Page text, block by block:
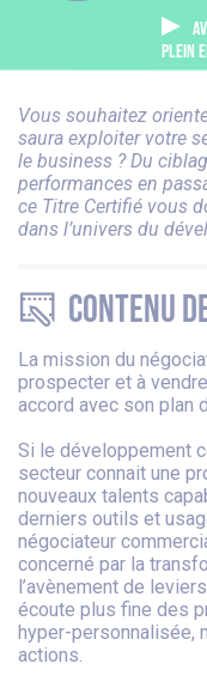
PLEIN
Vous souhaitez
saura exploiter votre
le business ? Du
performances en
ce Titre Certifié vous
dans l’univers du
Contenu
La mission du
prospecter et à
accord avec son plan
Si le développement
secteur connait une
nouveaux talents
derniers outils et
négociateur
concerné par la
l’avènement de
écoute plus fine des
hyper-personnalisée,
actions.